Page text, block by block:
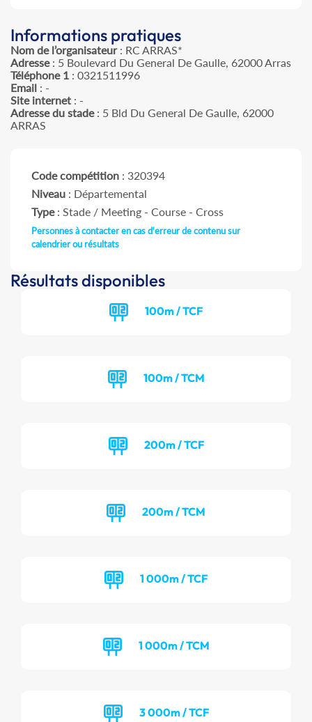
Informations pratiques
Nom de l’organisateur: RC ARRAS*
Adresse: 5 Boulevard Du General De Gaulle, 62000 Arras
Téléphone 1 : 0321511996
Email : -
Site internet : -
Adresse du stade: 5 Bld Du General De Gaulle, 62000
ARRAS
Code compétition : 320394
Niveau : Départemental
Type: Stade / Meeting - Course - Cross
Personnes à contacter en cas d'erreur de contenu sur
calendrier ou résultats
Résultats disponibles
100m / TCF
100m / TCM
200m / TCF
200m / TCM
1 000m / TCF
1 000m / TCM
3 000m / TCF